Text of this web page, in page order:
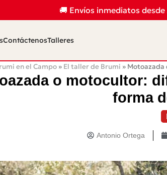
🚚 Envíos inmediatos desde Jaén
ContáctenosTalleres
en el Campo » El taller de Brumi »
o motocultor:
forma
Antonio Ortega